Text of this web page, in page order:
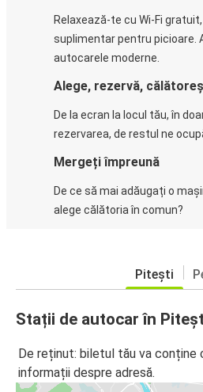
Relaxează-te cu Wi-Fi
suplimentar pentru picioare.
autocarele moderne.
Alege, rezervă,
De la ecran la locul tău, în
rezervarea, de restul ne
Mergeți împreună
De ce să mai adăugați o
alege călătoria în comun?
Pitești
Stații de autocar în
De reținut: biletul tău va conține
informații despre adresă.